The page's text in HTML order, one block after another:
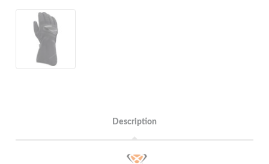
Description